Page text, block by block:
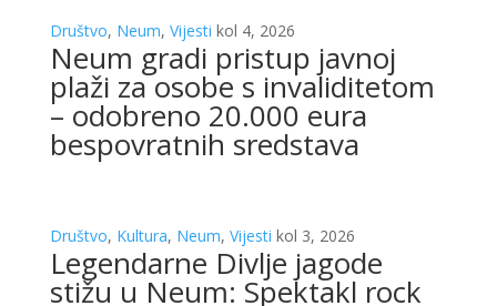
Društvo, Neum, Vijesti kol 4, 2026
Neum gradi pristup javnoj
plaži za osobe s invaliditetom
– odobreno 20.000 eura
bespovratnih sredstava
Društvo, Kultura, Neum, Vijesti kol 3, 2026
Legendarne Divlje jagode
stižu u Neum: Spektakl rock